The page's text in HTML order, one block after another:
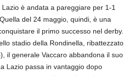
è andata a pareggiare per 1-1
del 24 maggio, quindi, è una
il primo successo nel derby.
stadio della Rondinella, ribattezzato
il generale Vaccaro abbandona il suo
Lazio passa in vantaggio dopo